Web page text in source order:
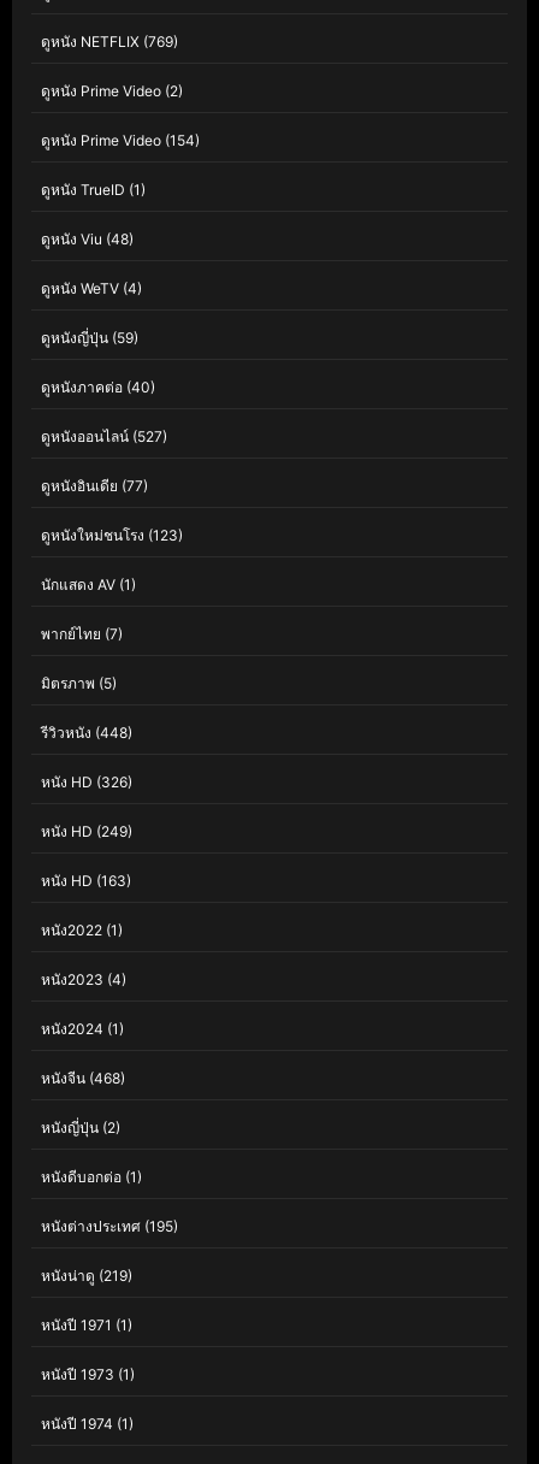
ดูหนัง NETFLIX (769)
ดูหนัง Prime Video (2)
ดูหนัง Prime Video (154)
ดูหนัง TrueID (1)
ดูหนัง Viu (48)
ดูหนัง WeTV (4)
ดูหนังญี่ปุ่น (59)
ดูหนังภาคต่อ (40)
ดูหนังออนไลน์ (527)
ดูหนังอินเดีย (77)
ดูหนังใหม่ชนโรง (123)
นักแสดง AV (1)
พากย์ไทย (7)
มิตรภาพ (5)
รีวิวหนัง (448)
หนัง HD (326)
หนัง HD (249)
หนัง HD (163)
หนัง2022 (1)
หนัง2023 (4)
หนัง2024 (1)
หนังจีน (468)
หนังญี่ปุ่น (2)
หนังดีบอกต่อ (1)
หนังต่างประเทศ (195)
หนังน่าดู (219)
หนังปี 1971 (1)
หนังปี 1973 (1)
หนังปี 1974 (1)